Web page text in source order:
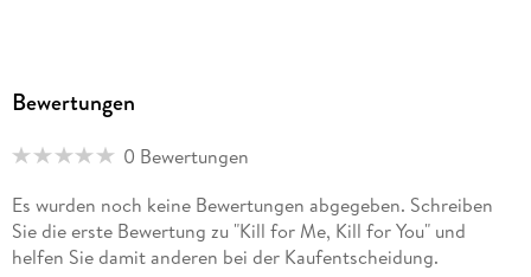
Bewertungen
0 Bewertungen
Es wurden noch keine Bewertungen abgegeben. Schreiben
Sie die erste Bewertung zu "Kill for Me, Kill for You" und
helfen Sie damit anderen bei der Kaufentscheidung.